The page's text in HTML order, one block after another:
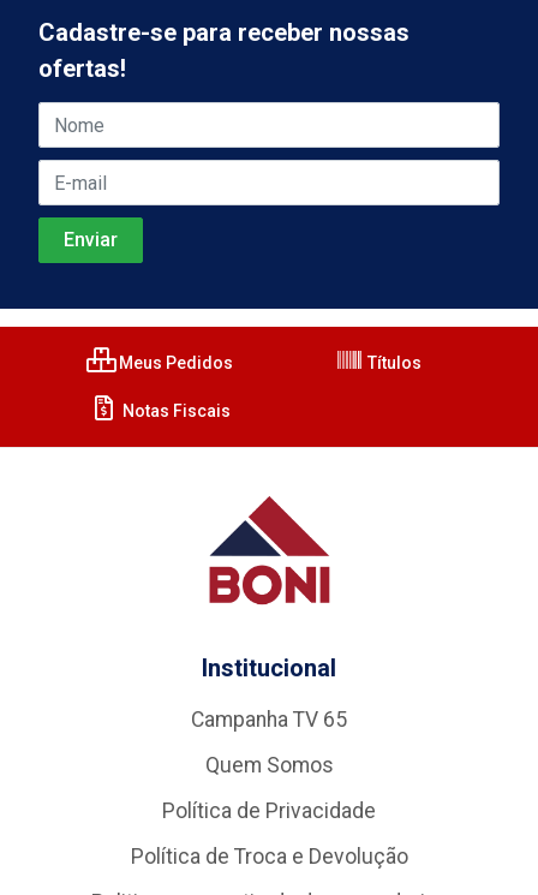
Cadastre-se para receber nossas
ofertas!
Meus Pedidos Títulos
Notas Fiscais
Institucional
Campanha TV 65
Quem Somos
Política de Privacidade
Política de Troca e Devolução